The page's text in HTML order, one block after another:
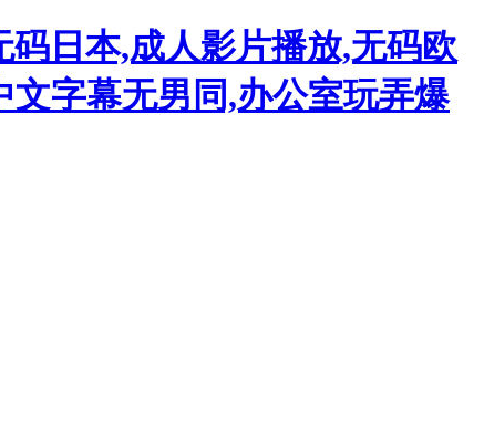
日本,成人影片播放,无码欧
字幕无男同,办公室玩弄爆